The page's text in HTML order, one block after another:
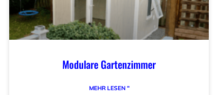
Modulare Gartenzimmer
MEHR LESEN "